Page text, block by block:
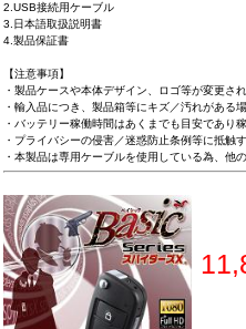
2.USB接続用ケーブル
3.日本語取扱説明書
4.製品保証書
【注意事項】
・製品ケースや本体デザイン、ロゴ等が変更さ
・輸入品につき、製品箱等にキズ／汚れがある
・バッテリー稼働時間はあくまでも目安であり
・プライバシーの侵害／迷惑防止条例等に抵触
・本製品は専用ケーブルを使用している為、他